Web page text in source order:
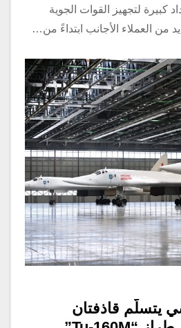
كبيرة لتجهيز القوات الجوية
من العملاء الأجانب ابتداءً من…
يتسلّم قاذفتان